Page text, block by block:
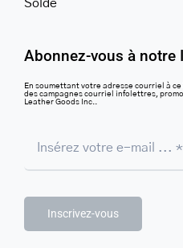
Solde
Abonnez-vous à notre
En soumettant votre adresse courriel à
des campagnes courriel infolettres,
Leather Goods Inc..
Inscrivez-vous